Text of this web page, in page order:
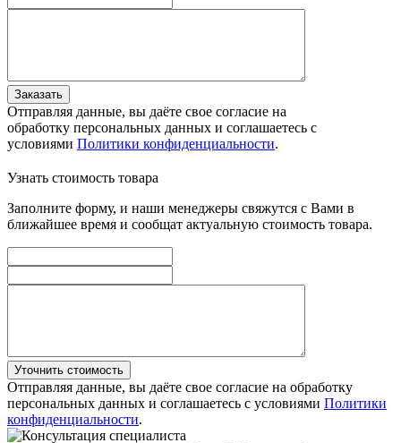
Заказать
Отправляя данные, вы даёте свое согласие на
обработку персональных данных и соглашаетесь с
условиями Политики конфиденциальности.
Узнать стоимость товара
Заполните форму, и наши менеджеры свяжутся с Вами в
ближайшее время и сообщат актуальную стоимость товара.
Уточнить стоимость
Отправляя данные, вы даёте свое согласие на обработку
персональных данных и соглашаетесь с условиями Политики
конфиденциальности.